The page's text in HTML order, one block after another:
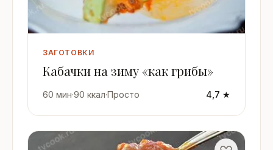
ЗАГОТОВКИ
Кабачки на зиму «как грибы»
60 мин·90 ккал·Просто 4,7 ★